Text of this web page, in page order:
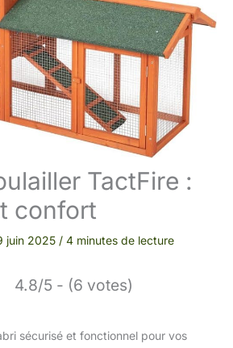
TactFire :
confort
juin 2025 / 4 minutes de lecture
4.8/5 - (6 votes)
sécurisé et fonctionnel pour vos